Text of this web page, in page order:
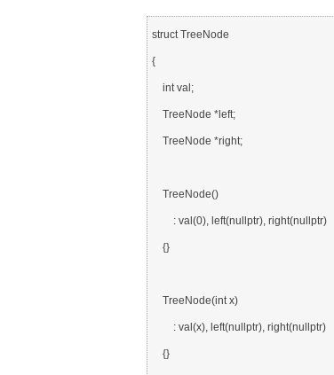
struct TreeNode
{